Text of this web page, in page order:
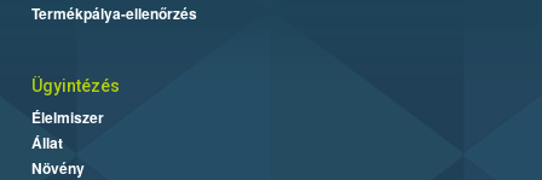
Termékpálya-ellenőrzés
Ügyintézés
Élelmiszer
Állat
Növény